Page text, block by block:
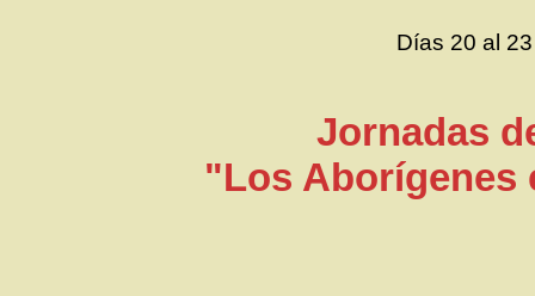
Días 20 al
Jornadas
"Los Aborígenes